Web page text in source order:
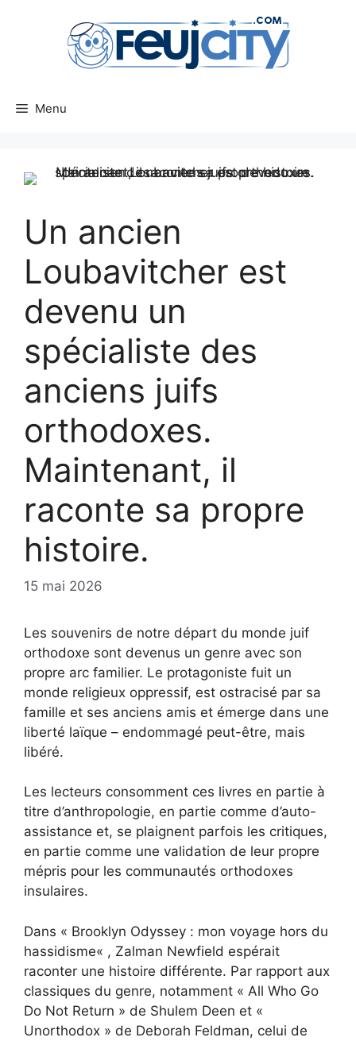
Menu
Un ancien
Loubavitcher est
devenu un
spécialiste des
anciens juifs
orthodoxes.
Maintenant, il
raconte sa propre
histoire.
15 mai 2026
Les souvenirs de notre départ du monde juif
orthodoxe sont devenus un genre avec son
propre arc familier. Le protagoniste fuit un
monde religieux oppressif, est ostracisé par sa
famille et ses anciens amis et émerge dans une
liberté laïque – endommagé peut-être, mais
libéré.
Les lecteurs consomment ces livres en partie à
titre d’anthropologie, en partie comme d’auto-
assistance et, se plaignent parfois les critiques,
en partie comme une validation de leur propre
mépris pour les communautés orthodoxes
insulaires.
Dans « Brooklyn Odyssey : mon voyage hors du
hassidisme« , Zalman Newfield espérait
raconter une histoire différente. Par rapport aux
classiques du genre, notamment « All Who Go
Do Not Return » de Shulem Deen et «
Unorthodox » de Deborah Feldman, celui de